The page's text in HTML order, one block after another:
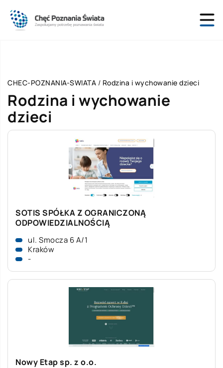
CHEC-POZNANIA-SWIATA / Rodzina i wychowanie dzieci
Rodzina i wychowanie
dzieci
SOTIS SPÓŁKA Z OGRANICZONĄ
ODPOWIEDZIALNOŚCIĄ
ul. Smocza 6 A/1
Kraków
-
Nowy Etap sp. z o.o.